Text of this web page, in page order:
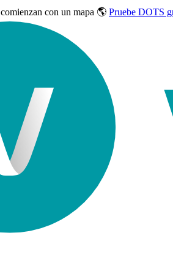
comienzan con un mapa 🌎 Pruebe DOTS